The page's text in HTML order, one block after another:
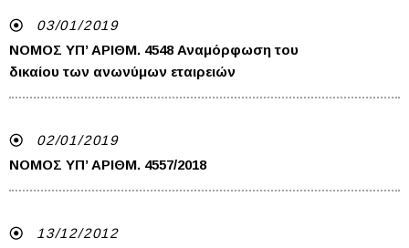
03/01/2019
NOMOΣ ΥΠ’ ΑΡΙΘΜ. 4548 Αναμόρφωση του
δικαίου των ανωνύμων εταιρειών
02/01/2019
NOMOΣ ΥΠ’ ΑΡΙΘΜ. 4557/2018
13/12/2012